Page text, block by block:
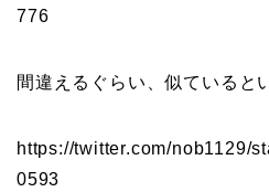
776
間違えるぐらい、似ていると
https://twitter.com/nob1129/
0593